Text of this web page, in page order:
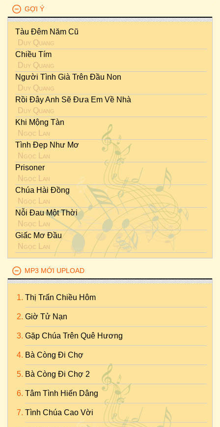
GỢI Ý
Tàu Đêm Năm Cũ
Duy Quang
Chiều Tím
Duy Quang
Người Tình Già Trên Đầu Non
Duy Quang
Rồi Đây Anh Sẽ Đưa Em Về Nhà
Duy Quang
Khi Mộng Tàn
Ngọc Lan
Tình Đẹp Như Mơ
Ngọc Lan
Prisoner
Ngọc Lan
Chúa Hài Đồng
Ngọc Lan
Nỗi Đau Một Thời
Ngọc Lan
Giấc Mơ Đầu
Ngọc Lan
MP3 MỚI UPLOAD
Thị Trấn Chiều Hôm
Giờ Tử Nạn
Gặp Chúa Trên Quê Hương
Bà Còng Đi Chợ
Bà Còng Đi Chợ 2
Tâm Tình Hiến Dâng
Tình Chúa Cao Vời